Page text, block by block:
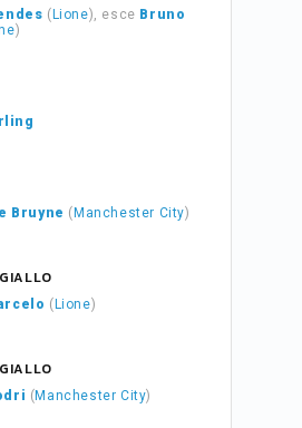
( Lione), esce Bruno
)
Bruyne ( Manchester City)
( Lione)
( Manchester City)